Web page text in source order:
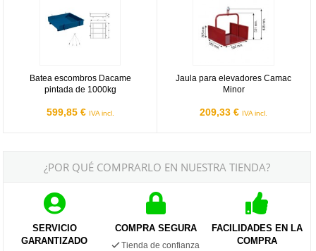
Batea escombros Dacame
pintada de 1000kg
599,85 € IVA incl.
Jaula para elevadores Camac
Minor
209,33 € IVA incl.
¿POR QUÉ COMPRARLO EN NUESTRA TIENDA?
SERVICIO
GARANTIZADO
COMPRA SEGURA
Tienda de confianza
FACILIDADES EN LA
COMPRA